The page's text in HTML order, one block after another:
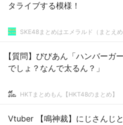
タライブする模様！
SKE48まとめはエメラルド（まとえめ
【質問】びびあん「ハンバーガ
でしょ？なんで太るん？」
HKTまとめもん【HKT48のまとめ】
Vtuber 【鳴神裁】にじさんじ